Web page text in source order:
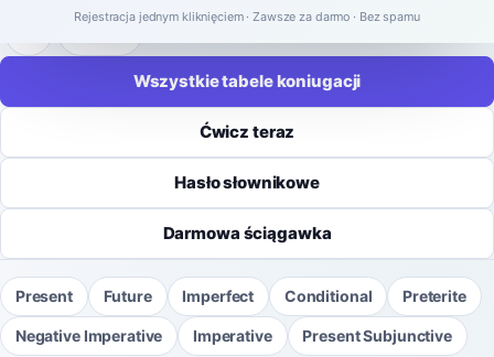
Wszystkie tabele koniugacji
Ćwicz teraz
Hasło słownikowe
Darmowa ściągawka
Present Future Imperfect Conditional Preterite
Negative Imperative Imperative Present Subjunctive
Rejestracja jednym kliknięciem · Zawsze za darmo · Bez spamu